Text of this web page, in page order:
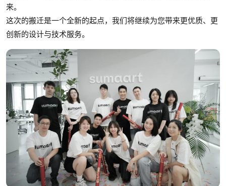
来。
这次的搬迁是一个全新的起点，我们将继续为您带来更优质、更
创新的设计与技术服务。